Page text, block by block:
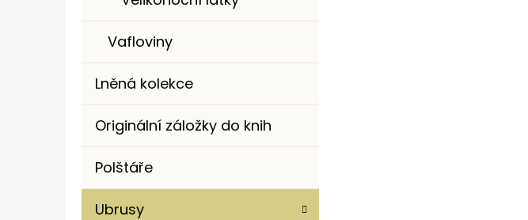
Vafloviny
Lněná kolekce
Originální záložky do knih
Polštáře
Ubrusy